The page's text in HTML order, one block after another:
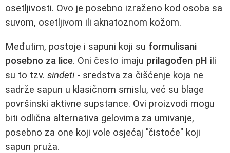
osetljivosti. Ovo je posebno izraženo kod osoba sa
suvom, osetljivom ili aknatoznom kožom.
Međutim, postoje i sapuni koji su formulisani
posebno za lice. Oni često imaju prilagođen pH ili
su to tzv. sindeti- sredstva za čišćenje koja ne
sadrže sapun u klasičnom smislu, već su blage
površinski aktivne supstance. Ovi proizvodi mogu
biti odlična alternativa gelovima za umivanje,
posebno za one koji vole osjećaj "čistoće" koji
sapun pruža.